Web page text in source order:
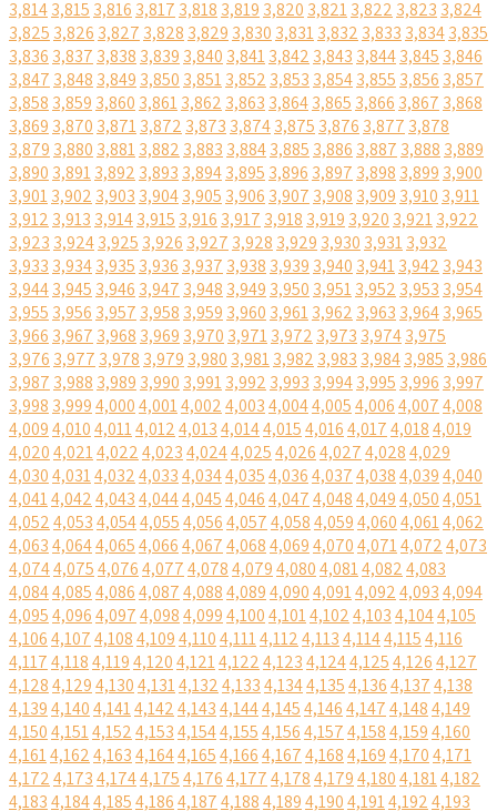
3,8143,815 3,816 3,817 3,818 3,819 3,820 3,8213,822 3,823 3,824
3,825 3,826 3,827 3,828 3,829 3,830 3,8313,832 3,833 3,8343,835
3,836 3,837 3,838 3,839 3,840 3,8413,842 3,843 3,8443,845 3,846
3,847 3,848 3,849 3,850 3,8513,852 3,853 3,8543,855 3,856 3,857
3,858 3,859 3,860 3,8613,862 3,863 3,8643,865 3,866 3,867 3,868
3,869 3,870 3,8713,872 3,873 3,8743,875 3,876 3,877 3,878
3,879 3,880 3,8813,882 3,883 3,8843,885 3,886 3,887 3,888 3,889
3,890 3,8913,892 3,893 3,8943,895 3,896 3,897 3,898 3,899 3,900
3,9013,902 3,903 3,9043,905 3,906 3,907 3,908 3,909 3,910 3,911
3,912 3,913 3,9143,915 3,916 3,917 3,918 3,919 3,920 3,9213,922
3,923 3,9243,925 3,926 3,927 3,928 3,929 3,930 3,9313,932
3,933 3,9343,935 3,936 3,937 3,938 3,939 3,940 3,9413,942 3,943
3,9443,945 3,946 3,947 3,948 3,949 3,950 3,9513,952 3,953 3,954
3,955 3,956 3,957 3,958 3,959 3,960 3,9613,962 3,963 3,9643,965
3,966 3,967 3,968 3,969 3,970 3,9713,972 3,973 3,9743,975
3,976 3,977 3,978 3,979 3,980 3,9813,982 3,983 3,9843,985 3,986
3,987 3,988 3,989 3,990 3,9913,992 3,993 3,9943,995 3,996 3,997
3,998 3,9994,0004,0014,0024,0034,0044,0054,0064,0074,008
4,0094,0104,0114,0124,0134,0144,0154,0164,0174,0184,019
4,0204,0214,0224,0234,0244,0254,0264,0274,0284,029
4,0304,0314,0324,0334,0344,0354,0364,0374,0384,0394,040
4,0414,0424,0434,0444,0454,0464,0474,0484,0494,0504,051
4,0524,0534,0544,0554,0564,0574,0584,0594,0604,0614,062
4,0634,0644,0654,0664,0674,0684,0694,0704,0714,0724,073
4,0744,0754,0764,0774,0784,0794,0804,0814,0824,083
4,0844,0854,0864,0874,0884,0894,0904,0914,0924,0934,094
4,0954,0964,0974,0984,0994,1004,1014,1024,1034,1044,105
4,1064,1074,1084,1094,1104,1114,1124,1134,1144,1154,116
4,1174,1184,1194,1204,1214,1224,1234,1244,1254,1264,127
4,1284,1294,1304,1314,1324,1334,1344,1354,1364,1374,138
4,1394,1404,1414,1424,1434,1444,1454,1464,1474,1484,149
4,1504,1514,1524,1534,1544,1554,1564,1574,1584,1594,160
4,1614,1624,1634,1644,1654,1664,1674,1684,1694,1704,171
4,1724,1734,1744,1754,1764,1774,1784,1794,1804,1814,182
4,1834,1844,1854,1864,1874,1884,1894,1904,1914,1924,193